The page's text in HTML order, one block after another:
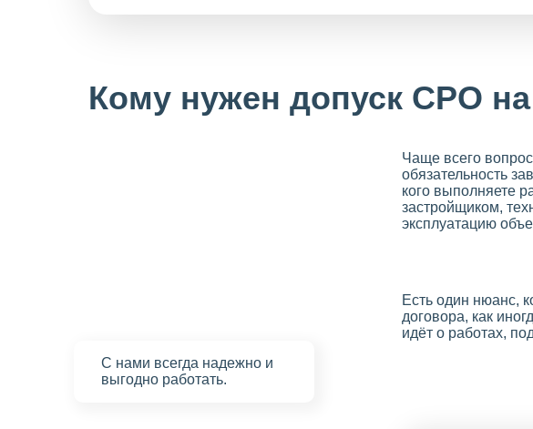
Кому нужен допуск СРО
С нами всегда надежно и
выгодно работать.
Чаще всего
обязательность
кого выполняете
застройщиком,
эксплуатацию
Есть один нюанс,
договора, как
идёт о работах,